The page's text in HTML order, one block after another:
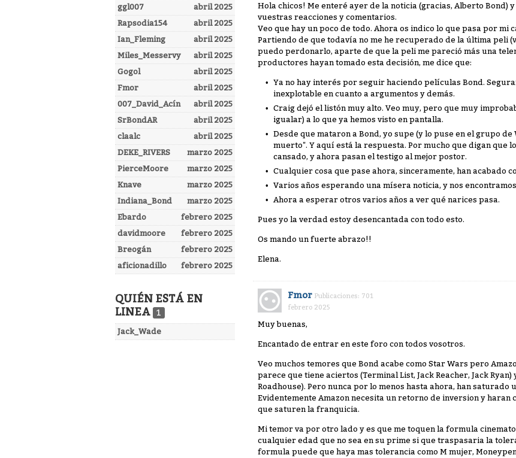
abril 2025
ggl007
abril 2025
Rapsodia154
abril 2025
Ian_Fleming
abril 2025
Miles_Messervy
abril 2025
Gogol
abril 2025
Fmor
abril 2025
007_David_Acín
abril 2025
SrBondAR
abril 2025
claalc
marzo 2025
DEKE_RIVERS
marzo 2025
PierceMoore
marzo 2025
Knave
marzo 2025
Indiana_Bond
febrero 2025
Ebardo
febrero 2025
davidmoore
febrero 2025
Breogán
febrero 2025
aficionadillo
QUIÉN ESTÁ EN
LINEA 1
Jack_Wade
Hola chicos! Me enteré ayer de la noticia (gracias, Alberto Bond)
vuestras reacciones y comentarios.
Veo que hay un poco de todo. Ahora os indico lo que pasa por mi
Partiendo de que todavía no me he recuperado de la última peli
puedo perdonarlo, aparte de que la peli me pareció más una
productores hayan tomado esta decisión, me dice que:
Ya no hay interés por seguir haciendo películas Bond.
inexplotable en cuanto a argumentos y demás.
Craig dejó el listón muy alto. Veo muy, pero que muy
igualar) a lo que ya hemos visto en pantalla.
Desde que mataron a Bond, yo supe (y lo puse en el grupo
muerto". Y aquí está la respuesta. Por mucho que digan que
cansado, y ahora pasan el testigo al mejor postor.
Cualquier cosa que pase ahora, sinceramente, han acabado
Varios años esperando una mísera noticia, y nos
Ahora a esperar otros varios años a ver qué narices pasa.
Pues yo la verdad estoy desencantada con todo esto.
Os mando un fuerte abrazo!!
Elena.
Fmor Publicaciones: 701
febrero 2025
Muy buenas,
Encantado de entrar en este foro con todos vosotros.
Veo muchos temores que Bond acabe como Star Wars pero
parece que tiene aciertos (Terminal List, Jack Reacher, Jack
Roadhouse). Pero nunca por lo menos hasta ahora, han saturado
Evidentemente Amazon necesita un retorno de inversion y haran
que saturen la franquicia.
Mi temor va por otro lado y es que me toquen la formula
cualquier edad que no sea en su prime si que traspasaria la
formula puede que haya mas tolerancia como M mujer,